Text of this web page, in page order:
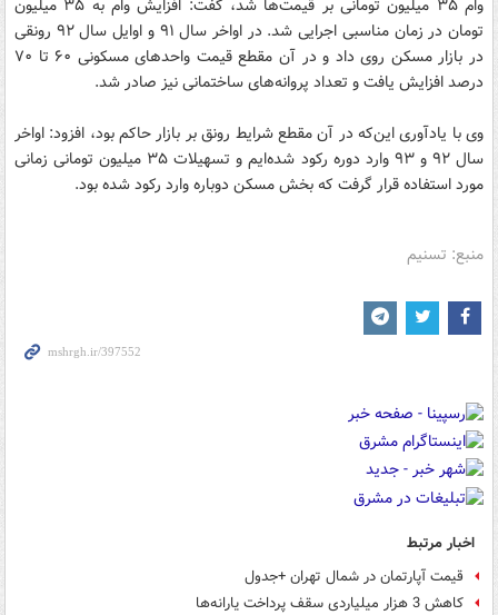
وام ۳۵ میلیون تومانی بر قیمت‌ها شد، گفت:‌ افزایش وام به ۳۵ میلیون
تومان در زمان مناسبی اجرایی شد. در اواخر سال ۹۱ و اوایل سال ۹۲ رونقی
در بازار مسکن روی داد و در آن مقطع قیمت واحدهای مسکونی ۶۰ تا ۷۰
درصد افزایش یافت و تعداد پروانه‌های ساختمانی نیز صادر شد.
وی با یادآوری این‌که در آن مقطع شرایط رونق بر بازار حاکم بود، افزود: اواخر
سال ۹۲ و ۹۳ وارد دوره رکود شده‌ایم و تسهیلات ۳۵ میلیون تومانی زمانی
مورد استفاده قرار گرفت که بخش مسکن دوباره وارد رکود شده بود.
منبع: تسنیم
اخبار مرتبط
قیمت‌ آپارتمان در شمال تهران +جدول
کاهش 3 هزار میلیاردی سقف پرداخت‌ یارانه‌ها